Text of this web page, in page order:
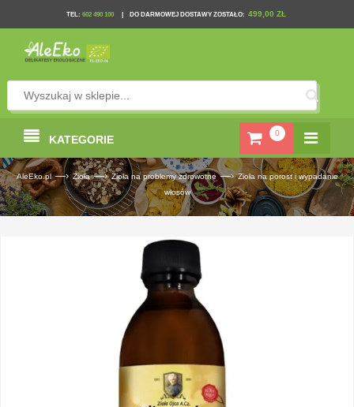
TEL: 602 490 100 DO DARMOWEJ DOSTAWY ZOSTAŁO: 499,00 ZŁ
0
KATEGORIE
AleEko.pl —› Zioła —› Zioła na problemy zdrowotne —› Zioła na porost i wypadanie
włosów